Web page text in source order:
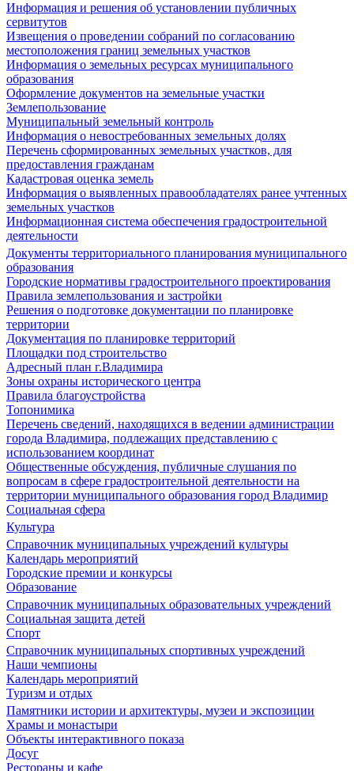
Информация и решения об установлении публичных
сервитутов
Извещения о проведении собраний по согласованию
местоположения границ земельных участков
Информация о земельных ресурсах муниципального
образования
Оформление документов на земельные участки
Землепользование
Муниципальный земельный контроль
Информация о невостребованных земельных долях
Перечень сформированных земельных участков, для
предоставления гражданам
Кадастровая оценка земель
Информация о выявленных правообладателях ранее учтенных
земельных участков
Информационная система обеспечения градостроительной
деятельности
Документы территориального планирования муниципального
образования
Городские нормативы градостроительного проектирования
Правила землепользования и застройки
Решения о подготовке документации по планировке
территории
Документация по планировке территорий
Площадки под строительство
Адресный план г.Владимира
Зоны охраны исторического центра
Правила благоустройства
Топонимика
Перечень сведений, находящихся в ведении администрации
города Владимира, подлежащих представлению с
использованием координат
Общественные обсуждения, публичные слушания по
вопросам в сфере градостроительной деятельности на
территории муниципального образования город Владимир
Социальная сфера
Культура
Справочник муниципальных учреждений культуры
Календарь мероприятий
Городские премии и конкурсы
Образование
Справочник муниципальных образовательных учреждений
Социальная защита детей
Спорт
Справочник муниципальных спортивных учреждений
Наши чемпионы
Календарь мероприятий
Туризм и отдых
Памятники истории и архитектуры, музеи и экспозиции
Храмы и монастыри
Объекты интерактивного показа
Досуг
Рестораны и кафе